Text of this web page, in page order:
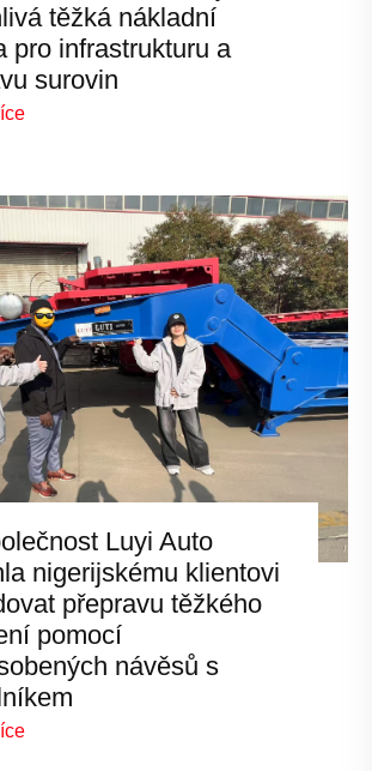
těžká nákladní
pro infrastrukturu a
surovin
Luyi Auto
nigerijskému klientovi
přepravu těžkého
pomocí
návěsů s